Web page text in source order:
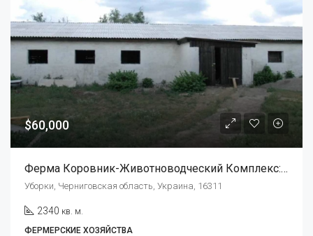
$60,000
Ферма Коровник-Животноводческий Комплекс: Коровы, Овцы, Свиньи.
Уборки, Черниговская область, Украина, 16311
2340 кв. м.
ФЕРМЕРСКИЕ ХОЗЯЙСТВА